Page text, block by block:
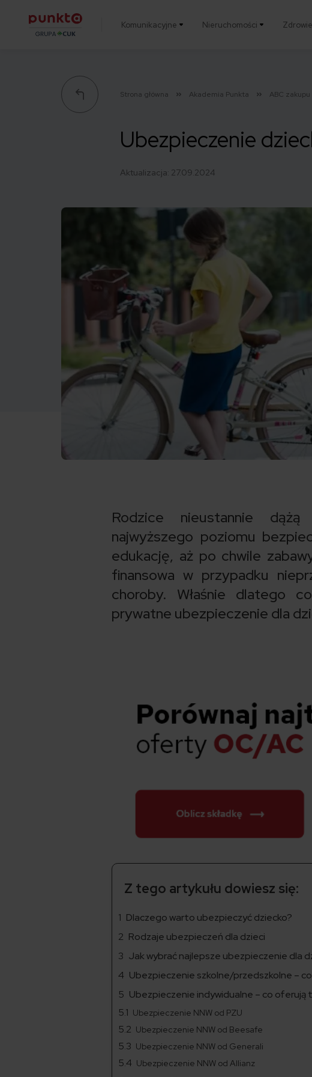
Komunikacyjne Nieruchomości
Strona główna Akademia Punkta ABC zakupu
Ubezpieczenie
Aktualizacja: 27.09.2024
Rodzice nieustannie
najwyższego poziomu
edukację, aż po chwile
finansowa w przypadku
choroby. Właśnie dlatego
prywatne ubezpieczenie dla
Z tego artykułu dowiesz się:
Dlaczego warto ubezpieczyć dziecko?
Rodzaje ubezpieczeń dla dzieci
Jak wybrać najlepsze ubezpieczenie dla
Ubezpieczenie szkolne/przedszkolne –
Ubezpieczenie indywidualne – co
Ubezpieczenie NNW od PZU
Ubezpieczenie NNW od Beesafe
Ubezpieczenie NNW od Generali
Ubezpieczenie NNW od Allianz